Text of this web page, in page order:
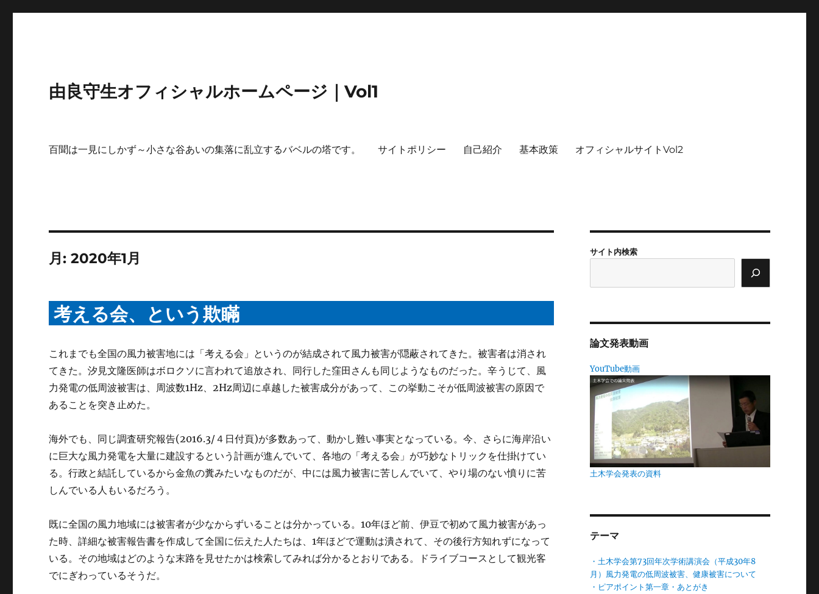
由良守生オフィシャルホームページ｜Vol1
百聞は一見にしかず～小さな谷あいの集落に乱立するバベルの塔です。 サイトポリシー 自己紹介 基本政策 オフィシャルサイトVol2
月:2020年1月
考える会、という欺瞞
これまでも全国の風力被害地には「考える会」というのが結成されて風力被害が隠蔽されてきた。被害者は消され
てきた。汐見文隆医師はボロクソに言われて追放され、同行した窪田さんも同じようなものだった。辛うじて、風
力発電の低周波被害は、周波数1Hz、2Hz周辺に卓越した被害成分があって、この挙動こそが低周波被害の原因で
あることを突き止めた。
海外でも、同じ調査研究報告(2016.3/４日付頁)が多数あって、動かし難い事実となっている。今、さらに海岸沿い
に巨大な風力発電を大量に建設するという計画が進んでいて、各地の「考える会」が巧妙なトリックを仕掛けてい
る。行政と結託しているから金魚の糞みたいなものだが、中には風力被害に苦しんでいて、やり場のない憤りに苦
しんでいる人もいるだろう。
既に全国の風力地域には被害者が少なからずいることは分かっている。10年ほど前、伊豆で初めて風力被害があっ
た時、詳細な被害報告書を作成して全国に伝えた人たちは、1年ほどで運動は潰されて、その後行方知れずになって
いる。その地域はどのような末路を見せたかは検索してみれば分かるとおりである。ドライブコースとして観光客
でにぎわっているそうだ。
サイト内検索
論文発表動画
YouTube動画
土木学会発表の資料
テーマ
・土木学会第73回年次学術講演会（平成30年8
月）風力発電の低周波被害、健康被害について
・ピアポイント第一章・あとがき